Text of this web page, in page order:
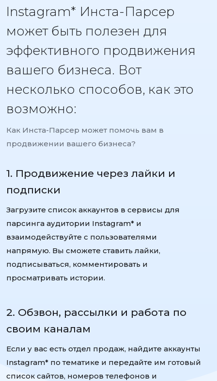
Instagram* Инста-Парсер
может быть полезен для
эффективного продвижения
вашего бизнеса. Вот
несколько способов, как это
возможно:
Как Инста-Парсер может помочь вам в
продвижении вашего бизнеса?
1. Продвижение через лайки и
подписки
Загрузите список аккаунтов в сервисы для
парсинга аудитории Instagram* и
взаимодействуйте с пользователями
напрямую. Вы сможете ставить лайки,
подписываться, комментировать и
просматривать истории.
2. Обзвон, рассылки и работа по
своим каналам
Если у вас есть отдел продаж, найдите аккаунты
Instagram* по тематике и передайте им готовый
список сайтов, номеров телефонов и